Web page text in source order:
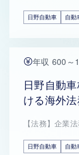
日野自動車 自動
年収 600～
日野自動
ける海外
【法務】企業
日野自動車 自動